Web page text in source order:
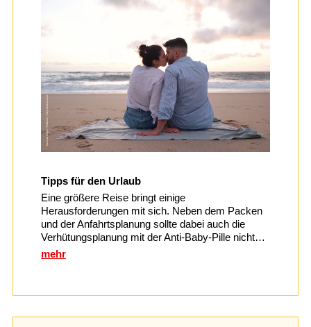
Tipps für den Urlaub
Eine größere Reise bringt einige
Herausforderungen mit sich. Neben dem Packen
und der Anfahrtsplanung sollte dabei auch die
Verhütungsplanung mit der Anti-Baby-Pille nicht…
mehr